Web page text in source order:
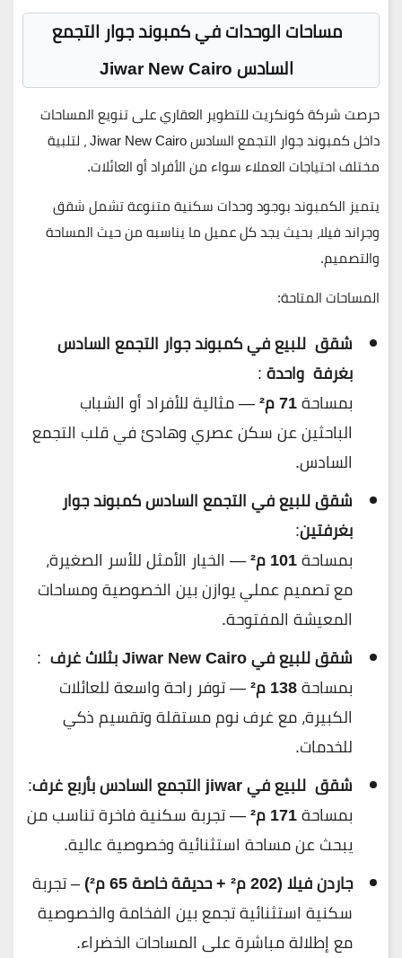
مساحات الوحدات في كمبوند جوار التجمع
السادس Jiwar New Cairo
حرصت شركةكونكريت للتطوير العقاريعلى تنويع المساحات
داخلكمبوند جوار التجمع السادس Jiwar New Cairo
، لتلبية
مختلف احتياجات العملاء سواء من الأفراد أو العائلات.
يتميز الكمبوند بوجود وحدات سكنية متنوعة تشملشقق
وجراند فيلا، بحيث يجد كل عميل ما يناسبه من حيث المساحة
والتصميم.
المساحات المتاحة:
شقق للبيع في كمبوند جوار التجمع السادس
بغرفة واحدة:
بمساحة71 م²
— مثالية للأفراد أو الشباب
الباحثين عن سكن عصري وهادئ في قلب التجمع
السادس.
شقق للبيع في التجمع السادس كمبوند جوار
بغرفتين:
بمساحة101 م²
— الخيار الأمثل للأسر الصغيرة،
مع تصميم عملي يوازن بين الخصوصية ومساحات
المعيشة المفتوحة.
شقق للبيع في Jiwar New Cairo بثلاث غرف
:
بمساحة138 م²
— توفر راحة واسعة للعائلات
الكبيرة، مع غرف نوم مستقلة وتقسيم ذكي
للخدمات.
شقق للبيع في jiwar التجمع السادس بأربع غرف
:
بمساحة171 م²
— تجربة سكنية فاخرة تناسب من
يبحث عن مساحة استثنائية وخصوصية عالية.
جاردن فيلا (202 م² + حديقة خاصة 65 م²)
– تجربة
سكنية استثنائية تجمع بين الفخامة والخصوصية
مع إطلالة مباشرة على المساحات الخضراء.